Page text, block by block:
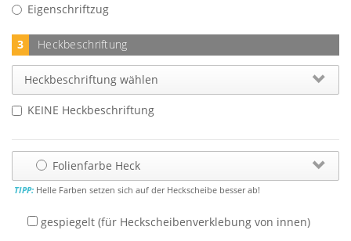
Eigenschriftzug
3 Heckbeschriftung
Heckbeschriftung wählen
KEINE Heckbeschriftung
Folienfarbe Heck
TIPP: Helle Farben setzen sich auf der Heckscheibe besser ab!
gespiegelt (für Heckscheibenverklebung von innen)